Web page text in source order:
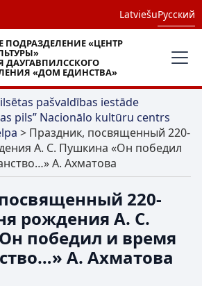
LatviešuРусский
ПОДРАЗДЕЛЕНИЕ «ЦЕНТР
ДАУГАВПИЛССКОГО
«ДОМ ЕДИНСТВА»
pašvaldības iestāde
pils” Nacionālo kultūru centrs
> Праздник, посвященный 220-
А. С. Пушкина «Он победил
А. Ахматова
220-
рождения А. С.
победил и время
А. Ахматова